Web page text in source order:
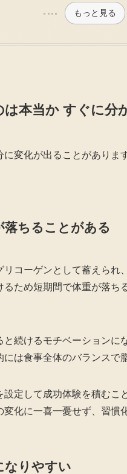
もっと見る
本当か すぐに分
変化が出ることがありま
落ちることがある
コーゲンとして蓄えら
ため短期間で体重が落
続けるモチベーションに
は食事全体のバランスで
定して成功体験を積むこ
化に一喜一憂せず、習慣
なりやすい